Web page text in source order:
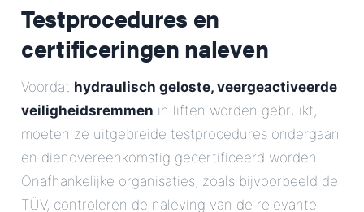
Testprocedures en
certificeringen naleven
Voordat hydraulisch geloste, veergeactiveerde
veiligheidsremmen in liften worden gebruikt,
moeten ze uitgebreide testprocedures ondergaan
en dienovereenkomstig gecertificeerd worden.
Onafhankelijke organisaties, zoals bijvoorbeeld de
TÜV, controleren de naleving van de relevante